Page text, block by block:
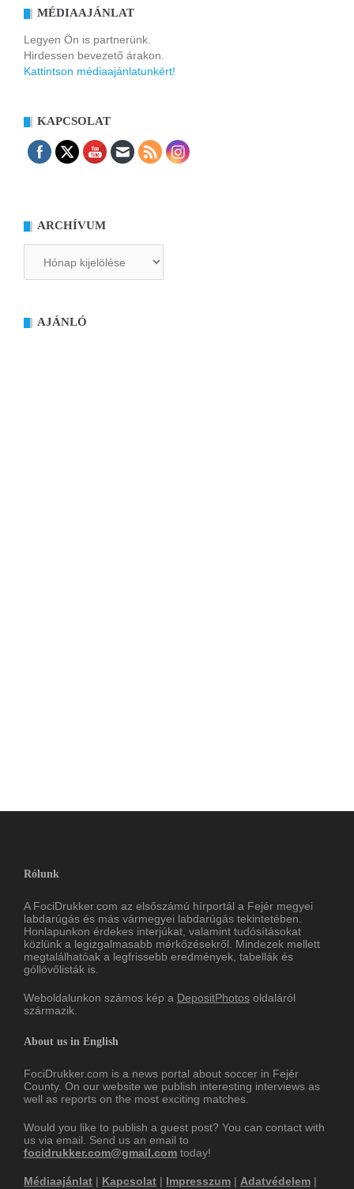
MÉDIAAJÁNLAT
Legyen Ön is partnerünk.
Hirdessen bevezető árakon.
Kattintson médiaajánlatunkért!
KAPCSOLAT
ARCHÍVUM
AJÁNLÓ
Rólunk
A FociDrukker.com az elsőszámú hírportál a Fejér megyei
labdarúgás és más vármegyei labdarúgás tekintetében.
Honlapunkon érdekes interjúkat, valamint tudósításokat
közlünk a legizgalmasabb mérkőzésekről. Mindezek mellett
megtalálhatóak a legfrissebb eredmények, tabellák és
góllövőlisták is.
Weboldalunkon számos kép a DepositPhotos oldaláról
származik.
About us in English
FociDrukker.com is a news portal about soccer in Fejér
County. On our website we publish interesting interviews as
well as reports on the most exciting matches.
Would you like to publish a guest post? You can contact with
us via email. Send us an email to
focidrukker.com@gmail.com today!
Médiaajánlat | Kapcsolat | Impresszum | Adatvédelem |